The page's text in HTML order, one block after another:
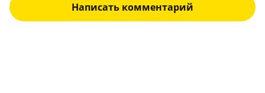
Написать комментарий